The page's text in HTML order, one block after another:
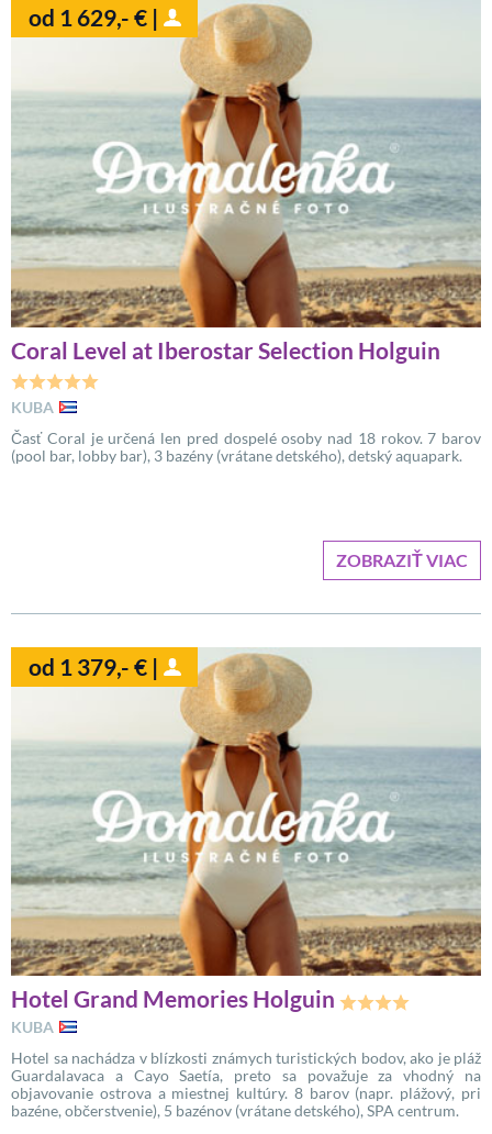
od 1 629,- € |
Coral Level at Iberostar Selection Holguin
KUBA
Časť Coral je určená len pred dospelé osoby nad 18 rokov. 7 barov
(pool bar, lobby bar), 3 bazény (vrátane detského), detský aquapark.
ZOBRAZIŤ VIAC
od 1 379,- € |
Hotel Grand Memories Holguin
KUBA
Hotel sa nachádza v blízkosti známych turistických bodov, ako je pláž
Guardalavaca a Cayo Saetía, preto sa považuje za vhodný na
objavovanie ostrova a miestnej kultúry. 8 barov (napr. plážový, pri
bazéne, občerstvenie), 5 bazénov (vrátane detského), SPA centrum.